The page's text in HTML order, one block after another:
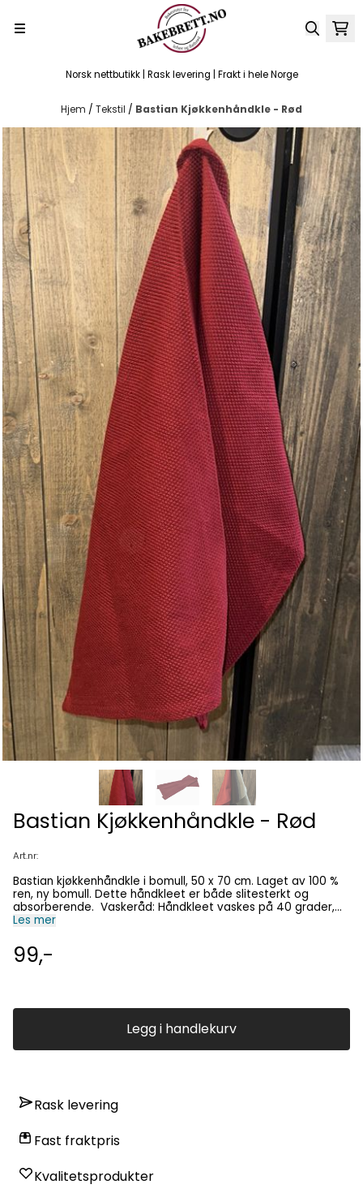
Norsk nettbutikk | Rask levering | Frakt i hele Norge
Hjem / Tekstil / Bastian Kjøkkenhåndkle - Rød
Bastian Kjøkkenhåndkle - Rød
Art.nr:
Bastian kjøkkenhåndkle i bomull, 50 x 70 cm. Laget av 100 %
ren, ny bomull. Dette håndkleet er både slitesterkt og
absorberende. Vaskeråd: Håndkleet vaskes på 40 grader,
og separat vask anbefales ved første vask for å unngå
og blekemidler for å bevare den vakre nyansen. Med en
krymping på 5–10 % kan tekstilet enkelt strekkes glatt eller
Les mer
99,-
Legg i handlekurv
Rask levering
Fast fraktpris
Kvalitetsprodukter